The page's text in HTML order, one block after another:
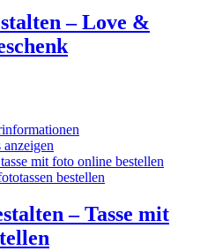
– Love &
– Tasse mit